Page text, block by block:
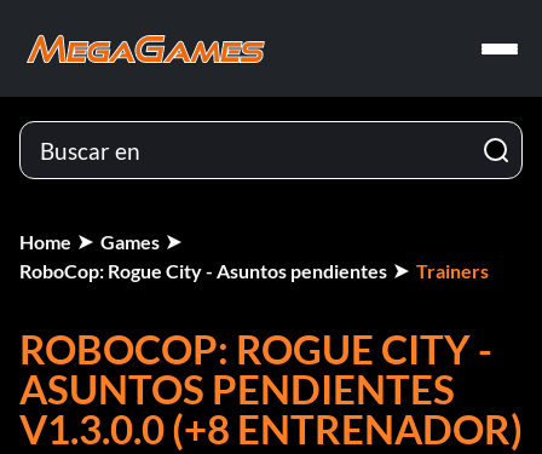
Home
Games
RoboCop: Rogue City - Asuntos pendientes
Trainers
ROBOCOP: ROGUE CITY -
ASUNTOS PENDIENTES
V1.3.0.0 (+8 ENTRENADOR)